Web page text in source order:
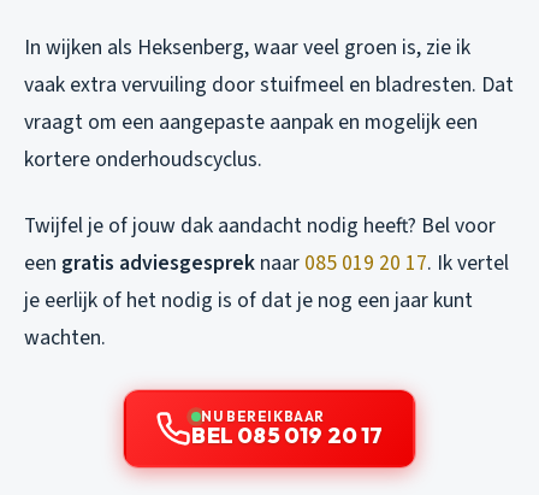
In wijken als Heksenberg, waar veel groen is, zie ik
vaak extra vervuiling door stuifmeel en bladresten. Dat
vraagt om een aangepaste aanpak en mogelijk een
kortere onderhoudscyclus.
Twijfel je of jouw dak aandacht nodig heeft? Bel voor
een gratis adviesgesprek naar 085 019 20 17. Ik vertel
je eerlijk of het nodig is of dat je nog een jaar kunt
wachten.
NU BEREIKBAAR
BEL 085 019 20 17